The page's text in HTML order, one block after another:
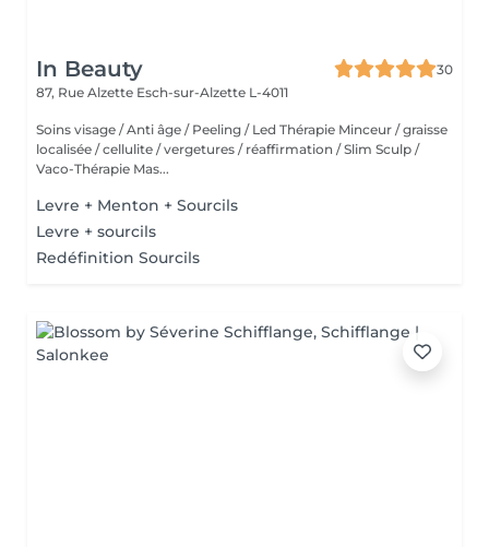
In Beauty
30
87, Rue Alzette Esch-sur-Alzette L-4011
Soins visage / Anti âge / Peeling / Led Thérapie Minceur / graisse
localisée / cellulite / vergetures / réaffirmation / Slim Sculp /
Vaco-Thérapie Mas...
Levre + Menton + Sourcils
Levre + sourcils
Redéfinition Sourcils